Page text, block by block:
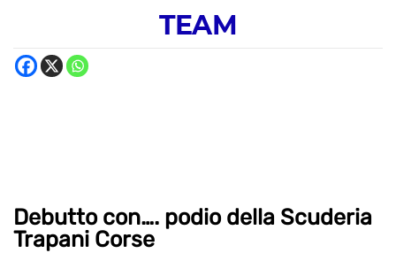
TEAM
Debutto con…. podio della Scuderia
Trapani Corse